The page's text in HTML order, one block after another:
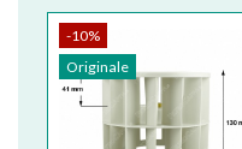
-10%
Originale